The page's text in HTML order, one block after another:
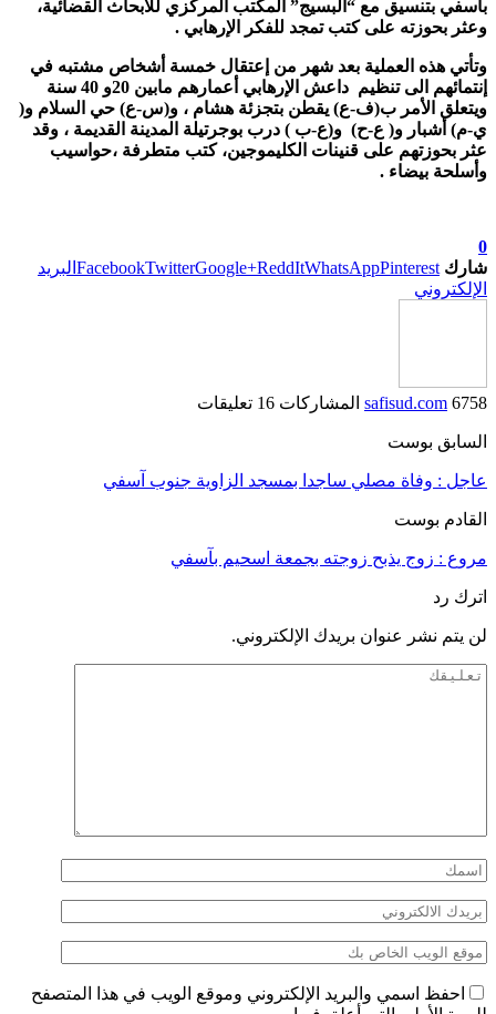
بآسفي بتنسيق مع “البسيج” المكتب المركزي للأبحاث القضائية،
وعثر بحوزته على كتب تمجد للفكر الإرهابي .
وتأتي هذه العملية بعد شهر من إعتقال خمسة أشخاص مشتبه في
إنتمائهم الى تنظيم داعش الإرهابي أعمارهم مابين 20و 40 سنة
ويتعلق الأمر ب(ف-ع) يقطن بتجزئة هشام ، و(س-ع) حي السلام و(
ي-م) أشبار و( ع-ح) و(ع-ب ) درب بوجرتيلة المدينة القديمة ، وقد
عثر بحوزتهم على قنينات الكليموجين، كتب متطرفة ،حواسيب
وأسلحة بيضاء .
0
شارك
FacebookTwitterGoogle+ReddItWhatsAppPinterest
البريد
الإلكتروني
safisud.com 6758 المشاركات 16 تعليقات
السابق بوست
عاجل : وفاة مصلي ساجدا بمسجد الزاوية جنوب آسفي
القادم بوست
مروع : زوج يذبح زوجته بجمعة اسحيم بآسفي
اترك رد
لن يتم نشر عنوان بريدك الإلكتروني.
احفظ اسمي والبريد الإلكتروني وموقع الويب في هذا المتصفح